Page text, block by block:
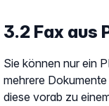
3.2 Fax aus
Sie können nur ein
mehrere
diese vorab zu